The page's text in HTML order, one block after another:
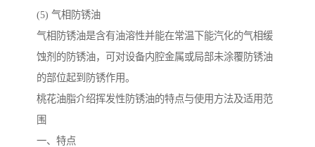
(5) 气相防锈油
气相防锈油是含有油溶性并能在常温下能汽化的气相缓
蚀剂的防锈油，可对设备内腔金属或局部未涂覆防锈油
的部位起到防锈作用。
桃花油脂介绍挥发性防锈油的特点与使用方法及适用范
围
一、特点